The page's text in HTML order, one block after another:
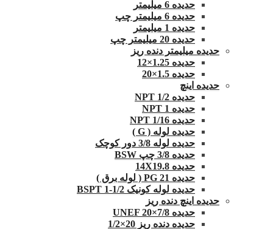
حدیده 6 میلیمتر
حدیده 6 میلیمتر چپ
حدیده 1 میلیمتر
حدیده 20 میلیمتر چپ
حدیده میلیمتر دنده ریز
حدیده 1.25×12
حدیده 1.5×20
حدیده اینچ
حدیده 1/2 NPT
حدیده NPT 1
حدیده 1/16 NPT
حدیده لوله ( G )
حدیده لوله 3/8 دور کوچک
حدیده 3/8 چپ BSW
حدیده 14X19.8
حدیده 21 PG ( لوله برق )
حدیده لوله کونیک 1/2-1 BSPT
حدیده اینچ دنده ریز
حدیده UNEF 20×7/8
حدیده دنده ریز 20×1/2